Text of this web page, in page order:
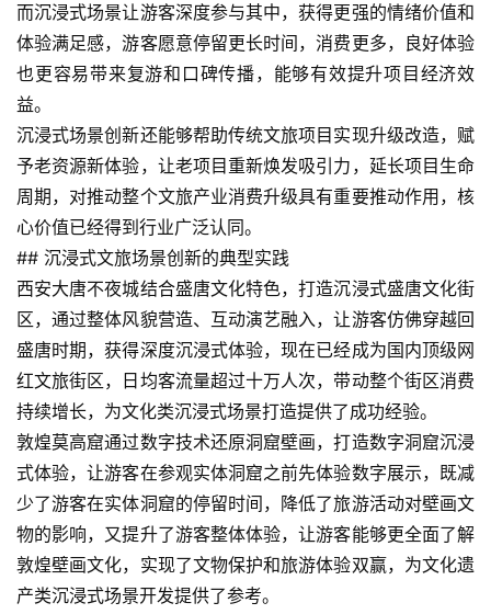
而沉浸式场景让游客深度参与其中，获得更强的情绪价值和
体验满足感，游客愿意停留更长时间，消费更多，良好体验
也更容易带来复游和口碑传播，能够有效提升项目经济效
益。
沉浸式场景创新还能够帮助传统文旅项目实现升级改造，赋
予老资源新体验，让老项目重新焕发吸引力，延长项目生命
周期，对推动整个文旅产业消费升级具有重要推动作用，核
心价值已经得到行业广泛认同。
## 沉浸式文旅场景创新的典型实践
西安大唐不夜城结合盛唐文化特色，打造沉浸式盛唐文化街
区，通过整体风貌营造、互动演艺融入，让游客仿佛穿越回
盛唐时期，获得深度沉浸式体验，现在已经成为国内顶级网
红文旅街区，日均客流量超过十万人次，带动整个街区消费
持续增长，为文化类沉浸式场景打造提供了成功经验。
敦煌莫高窟通过数字技术还原洞窟壁画，打造数字洞窟沉浸
式体验，让游客在参观实体洞窟之前先体验数字展示，既减
少了游客在实体洞窟的停留时间，降低了旅游活动对壁画文
物的影响，又提升了游客整体体验，让游客能够更全面了解
敦煌壁画文化，实现了文物保护和旅游体验双赢，为文化遗
产类沉浸式场景开发提供了参考。